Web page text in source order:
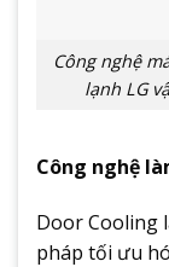
Công nghệ
lạnh LG
Công nghệ
Door Cooling
pháp tối ưu